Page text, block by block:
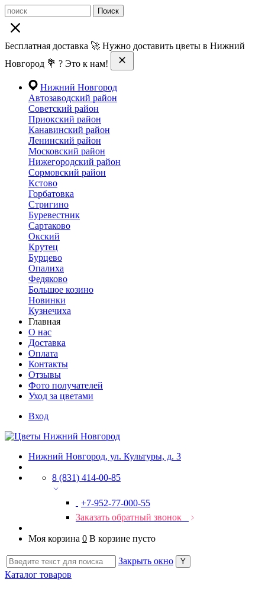
Поиск
Бесплатная доставка 🚀 Нужно доставить цветы в Нижний
Новгород 💐 ? Это к нам!
Нижний Новгород
Автозаводский район
Советский район
Приокский район
Канавинский район
Ленинский район
Московский район
Нижегородский район
Сормовский район
Кстово
Горбатовка
Стригино
Буревестник
Сартаково
Окский
Крутец
Бурцево
Опалиха
Федяково
Большое козино
Новинки
Кузнечиха
Главная
О нас
Доставка
Оплата
Контакты
Отзывы
Фото получателей
Уход за цветами
Вход
Нижний Новгород, ул. Культуры, д. 3
8 (831) 414-00-85
+7-952-77-000-55
Заказать обратный звонок
Моя корзина 0 В корзине пусто
Закрыть окно
Каталог товаров